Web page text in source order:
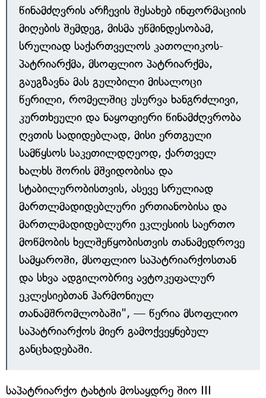
წინამძღვრის არჩევის შესახებ ინფორმაციის
მიღების შემდეგ, მისმა უწმინდესობამ,
სრულიად საქართველოს კათოლიკოს-
პატრიარქმა, მსოფლიო პატრიარქმა,
გაუგზავნა მას გულბილი მისალოცი
წერილი, რომელშიც უსურვა ხანგრძლივი,
კურთხეული და ნაყოფიერი წინამძღვრობა
ღვთის სადიდებლად, მისი ერთგული
სამწყსოს საკეთილდღეოდ, ქართველ
ხალხს შორის მშვიდობისა და
სტაბილურობისთვის, ასევე სრულიად
მართლმადიდებლური ერთიანობისა და
მართლმადიდებლური ეკლესიის საერთო
მოწმობის ხელშეწყობისთვის თანამედროვე
სამყაროში, მსოფლიო საპატრიარქოსთან
და სხვა ადგილობრივ ავტოკეფალურ
ეკლესიებთან ჰარმონიულ
თანამშრომლობაში", — წერია მსოფლიო
საპატრიარქოს მიერ გამოქვეყნებულ
განცხადებაში.
საპატრიარქო ტახტის მოსაყდრე შიო III